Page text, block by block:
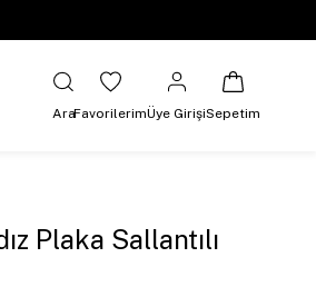
AraFavorilerimÜye GirişiSepetim
Plaka Sallantılı